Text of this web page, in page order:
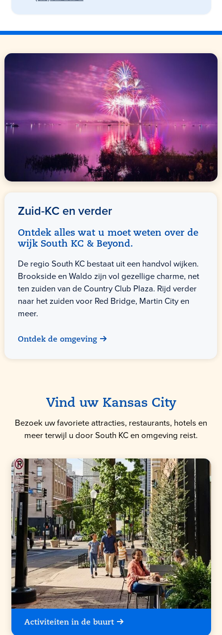
Zuid-KC en verder
Ontdek alles wat u moet weten over de
wijk South KC & Beyond.
De regio South KC bestaat uit een handvol wijken.
Brookside en Waldo zijn vol gezellige charme, net
ten zuiden van de Country Club Plaza. Rijd verder
naar het zuiden voor Red Bridge, Martin City en
meer.
Ontdek de omgeving
Vind uw Kansas City
Bezoek uw favoriete attracties, restaurants, hotels en
meer terwijl u door South KC en omgeving reist.
Activiteiten in de buurt